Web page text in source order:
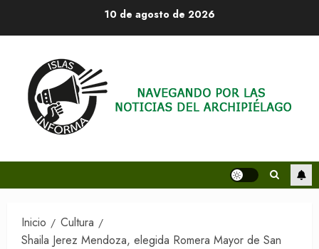
10 de agosto de 2026
Inicio
Cultura
Shaila Jerez Mendoza, elegida Romera Mayor de San